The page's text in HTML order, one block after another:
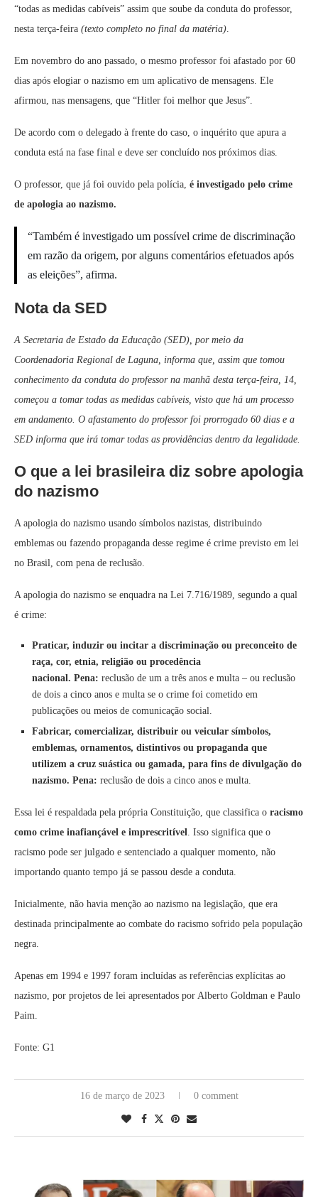
“todas as medidas cabíveis” assim que soube da conduta do professor,
nesta terça-feira (texto completo no final da matéria).
Em novembro do ano passado, o mesmo professor foi afastado por 60
dias após elogiar o nazismo em um aplicativo de mensagens. Ele
afirmou, nas mensagens, que “Hitler foi melhor que Jesus”.
De acordo com o delegado à frente do caso, o inquérito que apura a
conduta está na fase final e deve ser concluído nos próximos dias.
O professor, que já foi ouvido pela polícia, é investigado pelo crime
de apologia ao nazismo.
“Também é investigado um possível crime de discriminação
em razão da origem, por alguns comentários efetuados após
as eleições”, afirma.
Nota da SED
A Secretaria de Estado da Educação (SED), por meio da
Coordenadoria Regional de Laguna, informa que, assim que tomou
conhecimento da conduta do professor na manhã desta terça-feira, 14,
começou a tomar todas as medidas cabíveis, visto que há um processo
em andamento. O afastamento do professor foi prorrogado 60 dias e a
SED informa que irá tomar todas as providências dentro da legalidade.
O que a lei brasileira diz sobre apologia
do nazismo
A apologia do nazismo usando símbolos nazistas, distribuindo
emblemas ou fazendo propaganda desse regime é crime previsto em lei
no Brasil, com pena de reclusão.
A apologia do nazismo se enquadra na Lei 7.716/1989, segundo a qual
é crime:
Praticar, induzir ou incitar a discriminação ou preconceito de
raça, cor, etnia, religião ou procedência
nacional. Pena: reclusão de um a três anos e multa – ou reclusão
de dois a cinco anos e multa se o crime foi cometido em
publicações ou meios de comunicação social.
Fabricar, comercializar, distribuir ou veicular símbolos,
emblemas, ornamentos, distintivos ou propaganda que
utilizem a cruz suástica ou gamada, para fins de divulgação do
nazismo. Pena: reclusão de dois a cinco anos e multa.
Essa lei é respaldada pela própria Constituição, que classifica o racismo
como crime inafiançável e imprescritível. Isso significa que o
racismo pode ser julgado e sentenciado a qualquer momento, não
importando quanto tempo já se passou desde a conduta.
Inicialmente, não havia menção ao nazismo na legislação, que era
destinada principalmente ao combate do racismo sofrido pela população
negra.
Apenas em 1994 e 1997 foram incluídas as referências explícitas ao
nazismo, por projetos de lei apresentados por Alberto Goldman e Paulo
Paim.
Fonte: G1
16 de março de 2023 0 comment